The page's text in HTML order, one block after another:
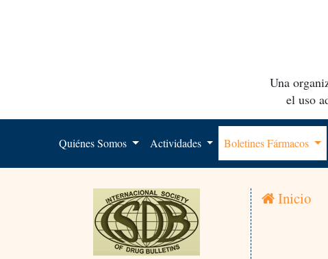
Una
el uso
Quiénes Somos Actividades Boletines Fármacos
Inicio